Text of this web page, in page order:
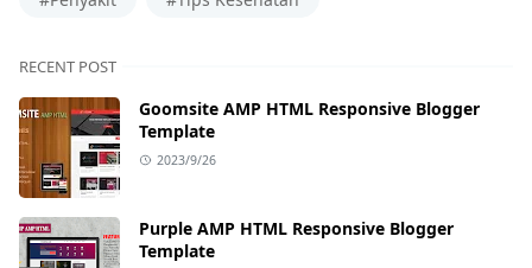
RECENT POST
Goomsite AMP HTML Responsive Blogger
Template
2023/9/26
Purple AMP HTML Responsive Blogger
Template